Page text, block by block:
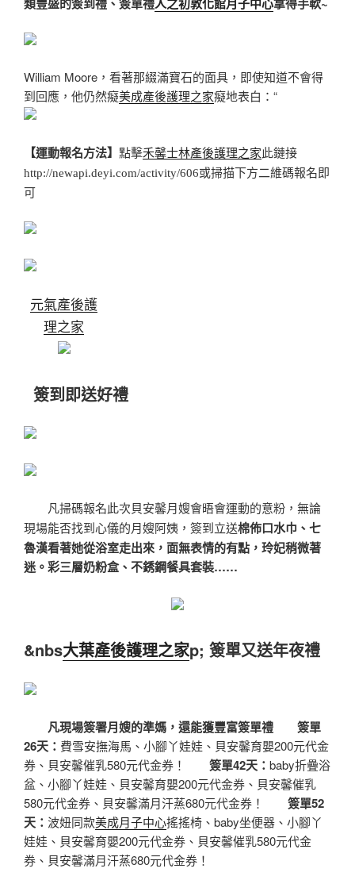
William Moore，看著那綴滿寶石的面具，即使知道不會得
到回應，他仍然癡美成產後護理之家癡地表白：“
【運動報名方法】 點擊禾馨士林產後護理之家此鏈接
http://newapi.deyi.com/activity/606或掃描下方二維碼報名即
可
元氣產後護
理之家
簽到即送好禮
凡掃碼報名此次貝安馨月嫂會晤會運動的意粉，無論
現場能否找到心儀的月嫂阿姨，簽到立送棉佈口水巾、七
魯漢看著她從浴室走出來，面無表情的有點，玲妃稍微著
迷。彩三層奶粉盒、不銹鋼餐具套裝……
&nbs大葉產後護理之家p; 簽單又送年夜禮
凡現場簽署月嫂的準媽，還能獲豐富簽單禮
簽單
26天： 費雪安撫海馬、小腳丫娃娃、貝安馨育嬰200元代金
券、貝安馨催乳580元代金券！
簽單42天： baby折疊浴
盆、小腳丫娃娃、貝安馨育嬰200元代金券、貝安馨催乳
580元代金券、貝安馨滿月汗蒸680元代金券！
簽單52
天： 波妞同款美成月子中心搖搖椅、baby坐便器、小腳丫
娃娃、貝安馨育嬰200元代金券、貝安馨催乳580元代金
券、貝安馨滿月汗蒸680元代金券！